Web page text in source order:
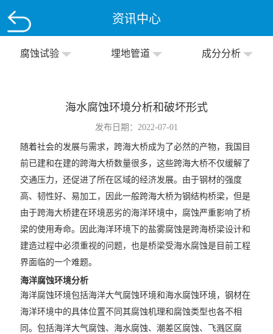
资讯中心
腐蚀试验 埋地管道 成分分析
海水腐蚀环境分析和破坏形式
发布日期：2022-07-01
随着社会的发展与需求，跨海大桥成为了必然的产物，我国目
前已建和在建的跨海大桥数量很多，这些跨海大桥不仅缓解了
交通压力，还促进了所在区域的经济发展。由于钢材的强度
高、韧性好、易加工，因此一般跨海大桥为钢结构桥梁，但是
由于跨海大桥建在环境恶劣的海洋环境中，腐蚀严重影响了桥
梁的使用寿命。因此海洋环境下的盐雾腐蚀是跨海桥梁设计和
建造过程中必须重视的问题，也是桥梁受海水腐蚀是目前工程
界面临的一个难题。
海洋腐蚀环境分析
海洋腐蚀环境包括海洋大气腐蚀环境和海水腐蚀环境，钢材在
海洋环境中的具体位置不同其腐蚀机理和腐蚀类型也各不相
同。包括海洋大气腐蚀、海水腐蚀、潮差区腐蚀、飞溅区腐